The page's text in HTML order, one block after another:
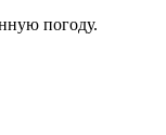
погоду.